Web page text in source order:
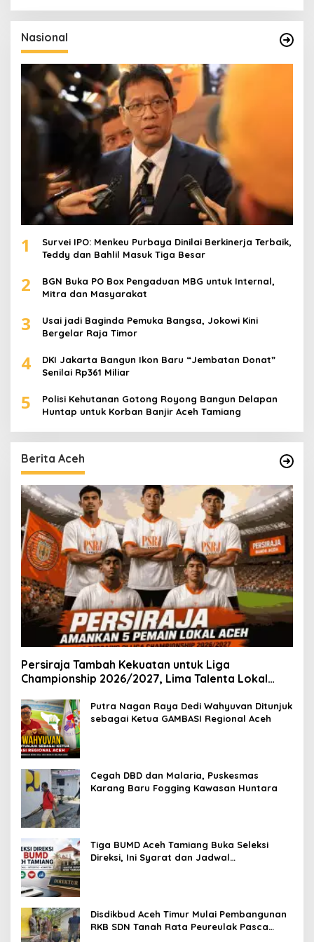
i
u
n
t
k
:
Nasional
1
Survei IPO: Menkeu Purbaya Dinilai Berkinerja Terbaik,
Teddy dan Bahlil Masuk Tiga Besar
2
BGN Buka PO Box Pengaduan MBG untuk Internal,
Mitra dan Masyarakat
3
Usai jadi Baginda Pemuka Bangsa, Jokowi Kini
Bergelar Raja Timor
4
DKI Jakarta Bangun Ikon Baru “Jembatan Donat”
Senilai Rp361 Miliar
5
Polisi Kehutanan Gotong Royong Bangun Delapan
Huntap untuk Korban Banjir Aceh Tamiang
Berita Aceh
Persiraja Tambah Kekuatan untuk Liga
Championship 2026/2027, Lima Talenta Lokal
Putra Nagan Raya Dedi Wahyuvan Ditunjuk
sebagai Ketua GAMBASI Regional Aceh
Cegah DBD dan Malaria, Puskesmas
Karang Baru Fogging Kawasan Huntara
Tiga BUMD Aceh Tamiang Buka Seleksi
Direksi, Ini Syarat dan Jadwal
Disdikbud Aceh Timur Mulai Pembangunan
RKB SDN Tanah Rata Peureulak Pasca